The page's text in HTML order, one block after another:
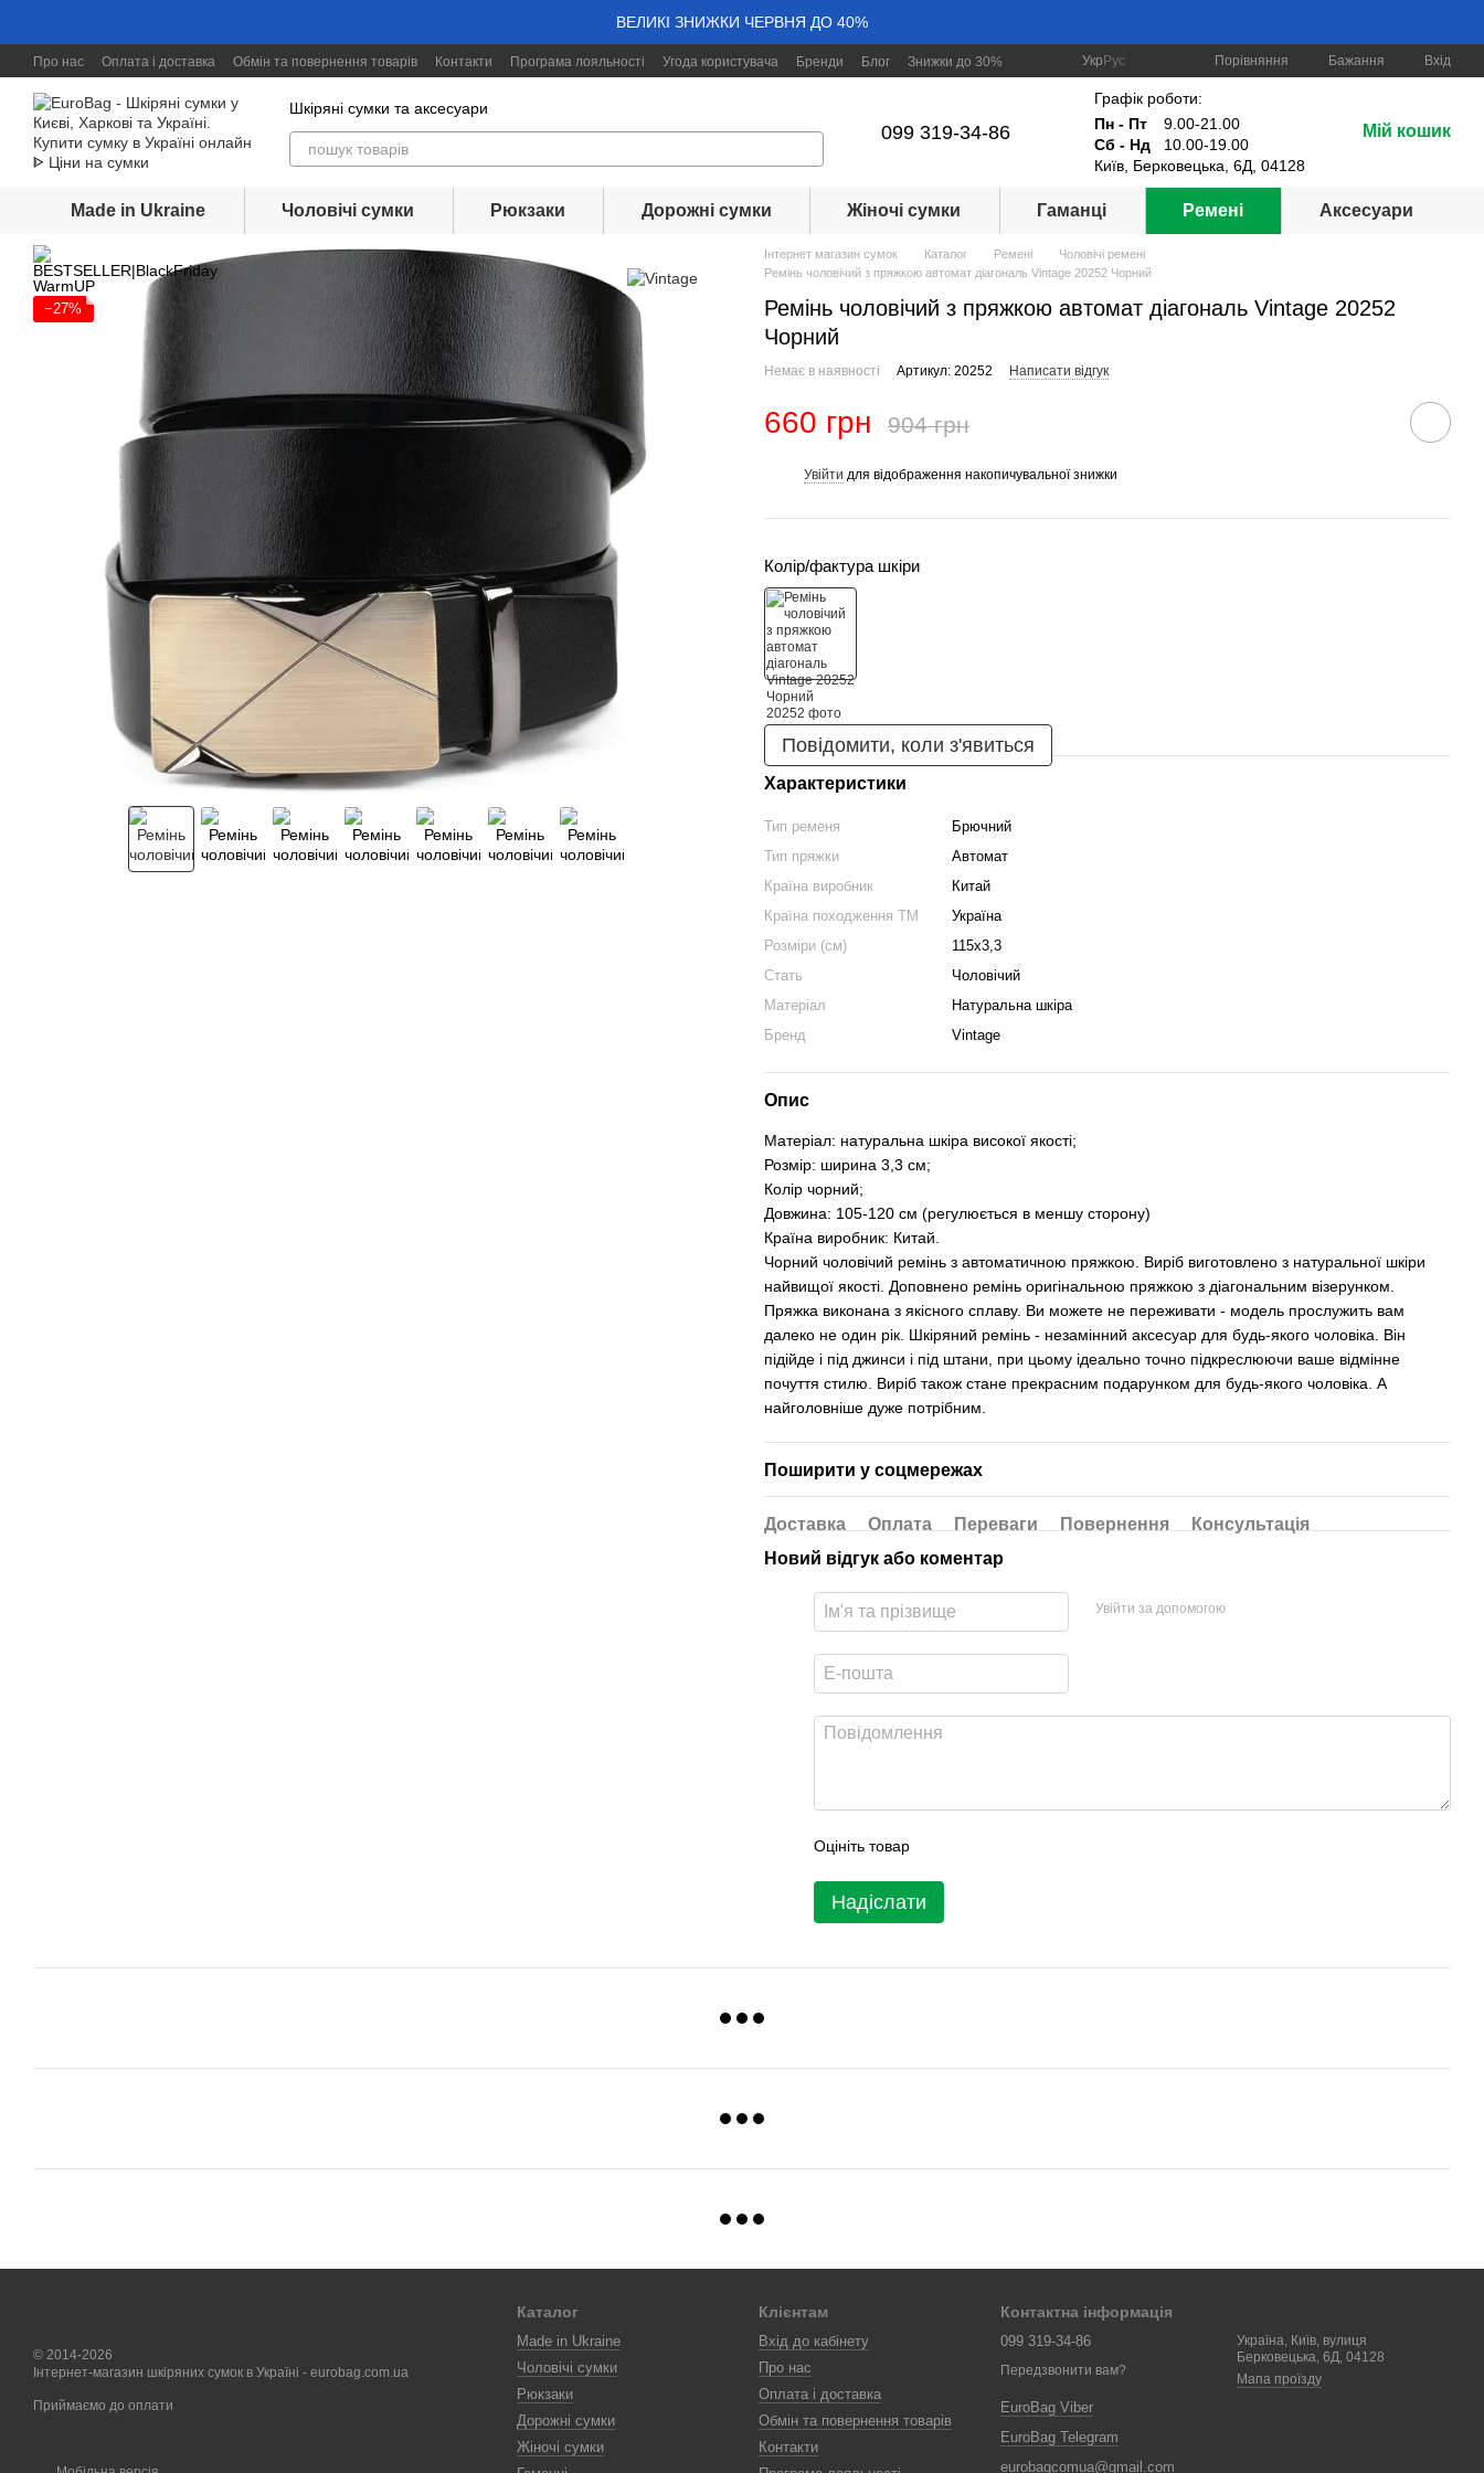
ВЕЛИКІ ЗНИЖКИ ЧЕРВНЯ ДО 40%
Про нас Оплата і доставка Обмін та повернення товарів Контакти Програма лояльності Угода користувача Бренди Блог Знижки до 30% Укр Рус Порівняння Бажання Вхід
Шкіряні сумки та аксесуари
099 319-34-86
Графік роботи:
Пн - Пт
9.00-21.00
Сб - Нд
10.00-19.00
Київ, Берковецька, 6Д, 04128
Мій кошик
Made in Ukraine Чоловічі сумки Рюкзаки Дорожні сумки Жіночі сумки Гаманці Ремені Аксесуари
−27%
Інтернет магазин сумок Каталог Ремені
Чоловічі ремені
Ремінь чоловічий з пряжкою автомат діагональ Vintage 20252 Чорний
Ремінь чоловічий з пряжкою автомат діагональ Vintage 20252
Чорний
Немає в наявності Артикул: 20252 Написати відгук
660 грн 904 грн
Увійти для відображення накопичувальної знижки
Колір/фактура шкіри
Повідомити, коли з'явиться
Характеристики
Тип ременя
Брючний
Тип пряжки
Автомат
Країна виробник
Китай
Країна походження ТМ
Україна
Розміри (см)
115х3,3
Стать
Чоловічий
Матеріал
Натуральна шкіра
Бренд
Vintage
Опис
Матеріал: натуральна шкіра високої якості;
Розмір: ширина 3,3 см;
Колір чорний;
Довжина: 105-120 см (регулюється в меншу сторону)
Країна виробник: Китай.
Чорний чоловічий ремінь з автоматичною пряжкою. Виріб виготовлено з натуральної шкіри
найвищої якості. Доповнено ремінь оригінальною пряжкою з діагональним візерунком.
Пряжка виконана з якісного сплаву. Ви можете не переживати - модель прослужить вам
далеко не один рік. Шкіряний ремінь - незамінний аксесуар для будь-якого чоловіка. Він
підійде і під джинси і під штани, при цьому ідеально точно підкреслюючи ваше відмінне
почуття стилю. Виріб також стане прекрасним подарунком для будь-якого чоловіка. А
найголовніше дуже потрібним.
Поширити у соцмережах
Доставка Оплата Переваги Повернення
Консультація
Новий відгук або коментар
Увійти за допомогою
Оцініть товар
Надіслати
© 2014-2026
Інтернет-магазин шкіряних сумок в Україні - eurobag.com.ua
Приймаємо до оплати
Каталог
Made in Ukraine
Чоловічі сумки
Рюкзаки
Дорожні сумки
Жіночі сумки
Клієнтам
Вхід до кабінету
Про нас
Оплата і доставка
Обмін та повернення товарів
Контакти
Контактна інформація
099 319-34-86
Передзвонити вам?
EuroBag Viber
EuroBag Telegram
eurobagcomua@gmail.com
Україна, Київ, вулиця
Берковецька, 6Д, 04128
Мапа проїзду